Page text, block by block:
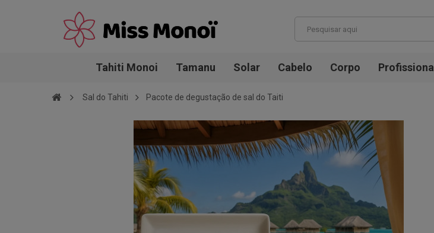
Tahiti Monoi Tamanu Solar Cabelo Corpo Profissional
Sal do Tahiti Pacote de degustação de sal do Taiti